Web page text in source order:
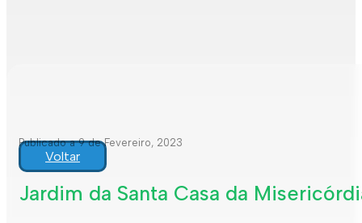
Publicado a 9 de Fevereiro, 2023
Voltar
Jardim da Santa Casa da